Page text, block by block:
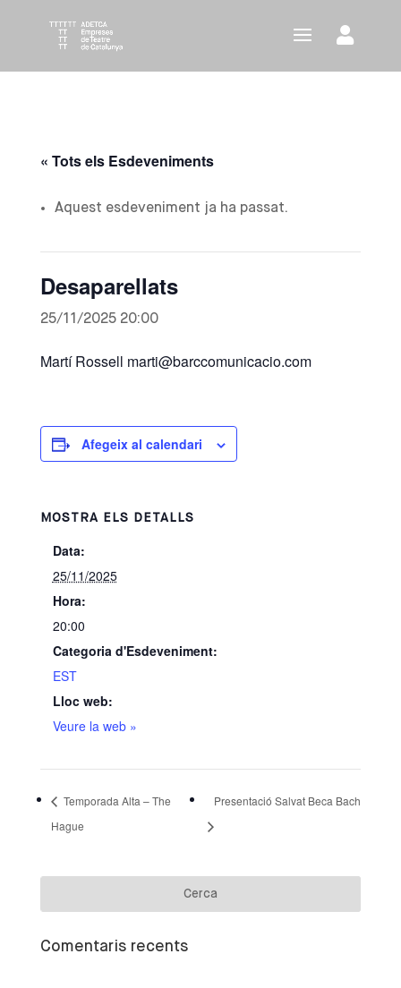
« Tots els Esdeveniments
Aquest esdeveniment ja ha passat.
Desaparellats
25/11/2025 20:00
Martí Rossell marti@barccomunicacio.com
Afegeix al calendari
MOSTRA ELS DETALLS
Data:
25/11/2025
Hora:
20:00
Categoria d'Esdeveniment:
EST
Lloc web:
Veure la web »
Temporada Alta – The
Hague
Presentació Salvat Beca Bach
Comentaris recents